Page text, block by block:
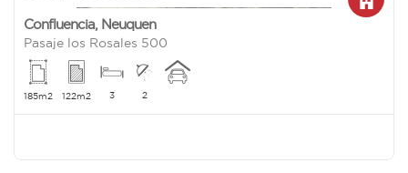
Confluencia, Neuquen
Pasaje los Rosales 500
185m2 122m2 3 2